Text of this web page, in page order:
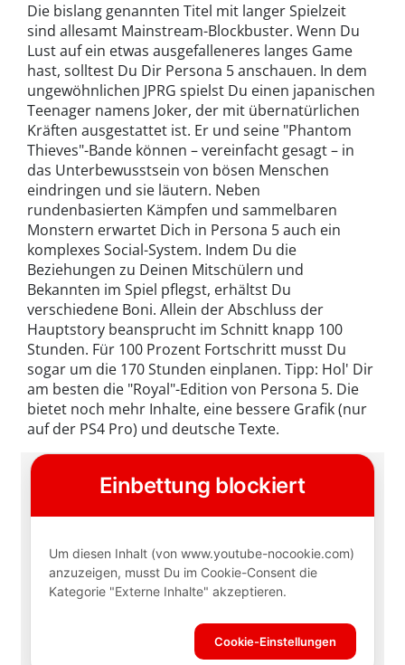
Die bislang genannten Titel mit langer Spielzeit
sind allesamt Mainstream-Blockbuster. Wenn Du
Lust auf ein etwas ausgefalleneres langes Game
hast, solltest Du Dir Persona 5 anschauen. In dem
ungewöhnlichen JPRG spielst Du einen japanischen
Teenager namens Joker, der mit übernatürlichen
Kräften ausgestattet ist. Er und seine "Phantom
Thieves"-Bande können – vereinfacht gesagt – in
das Unterbewusstsein von bösen Menschen
eindringen und sie läutern. Neben
rundenbasierten Kämpfen und sammelbaren
Monstern erwartet Dich in Persona 5 auch ein
komplexes Social-System. Indem Du die
Beziehungen zu Deinen Mitschülern und
Bekannten im Spiel pflegst, erhältst Du
verschiedene Boni. Allein der Abschluss der
Hauptstory beansprucht im Schnitt knapp 100
Stunden. Für 100 Prozent Fortschritt musst Du
sogar um die 170 Stunden einplanen. Tipp: Hol' Dir
am besten die "Royal"-Edition von Persona 5. Die
bietet noch mehr Inhalte, eine bessere Grafik (nur
auf der PS4 Pro) und deutsche Texte.